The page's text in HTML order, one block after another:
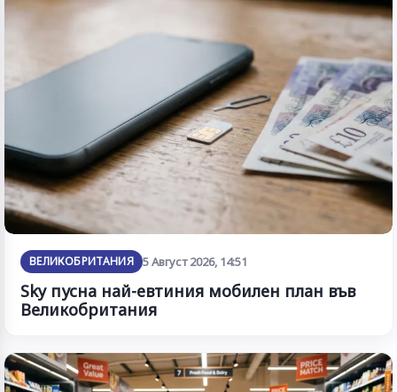
ВЕЛИКОБРИТАНИЯ 5 Август 2026, 14:51
Sky пусна най-евтиния мобилен план във
Великобритания